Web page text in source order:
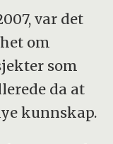
var det
om
som
da at
kunnskap.